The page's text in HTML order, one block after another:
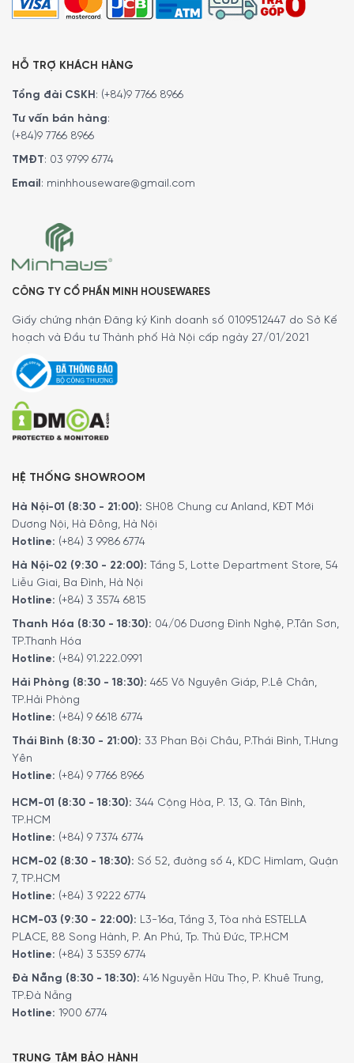
Hoặc Quý khách có thể đến trực tiếp
hệ thống
nghiệm sản phẩm này.
Bảo hành bằng thẻ bảo hành chính hãng từ công ty.
Ngoài ra quý khách có thể tham khảo thêm các sản
phẩm
Để phục vụ khách hàng tốt hơn trong việc sử dụng hoặc
tìm hiểu về các tính năng của các sản phẩm gia dụng.
dung thú vị. Quý khách có thể theo dõi kênh youtube
4/5 - (3 bình chọn)
HỖ TRỢ KHÁCH HÀNG
Tổng đài CSKH : (+84)9 7766 8966
Tư vấn bán hàng:
(+84)9 7766 8966
TMĐT: 03 9799 6774
Email : minhhouseware@gmail.com
CÔNG TY CỔ PHẦN MINH HOUSEWARES
Giấy chứng nhận Đăng ký Kinh doanh số 0109512447 do Sở Kế
hoạch và Đầu tư Thành phố Hà Nội cấp ngày 27/01/2021
HỆ THỐNG SHOWROOM
Hà Nội-01 (8:30 - 21:00): SH08 Chung cư Anland, KĐT Mới
Dương Nội, Hà Đông, Hà Nội
Hotline: (+84) 3 9986 6774
Hà Nội-02 (9:30 - 22:00): Tầng 5, Lotte Department Store, 54
Liễu Giai, Ba Đình, Hà Nội
Hotline: (+84) 3 3574 6815
Thanh Hóa (8:30 - 18:30): 04/06 Dương Đình Nghệ, P.Tân Sơn,
TP.Thanh Hóa
Hotline: (+84) 91.222.0991
Hải Phòng (8:30 - 18:30): 465 Võ Nguyên Giáp, P.Lê Chân,
TP.Hải Phòng
Hotline: (+84) 9 6618 6774
Thái Bình (8:30 - 21:00): 33 Phan Bội Châu, P.Thái Bình, T.Hưng
Yên
Hotline: (+84) 9 7766 8966
HCM-01 (8:30 - 18:30): 344 Cộng Hòa, P. 13, Q. Tân Bình,
TP.HCM
Hotline: (+84) 9 7374 6774
HCM-02 (8:30 - 18:30): Số 52, đường số 4, KDC Himlam, Quận
7, TP.HCM
Hotline: (+84) 3 9222 6774
HCM-03 (9:30 - 22:00): L3-16a, Tầng 3, Tòa nhà ESTELLA
PLACE, 88 Song Hành, P. An Phú, Tp. Thủ Đức, TP.HCM
Hotline: (+84) 3 5359 6774
Đà Nẵng (8:30 - 18:30): 416 Nguyễn Hữu Thọ, P. Khuê Trung,
TP.Đà Nẵng
Hotline: 1900 6774
TRUNG TÂM BẢO HÀNH